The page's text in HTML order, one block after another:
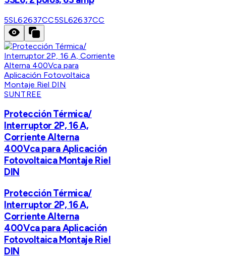
5SL62637CC5SL62637CC
SUNTREE
Protección Térmica/
Interruptor 2P, 16 A,
Corriente Alterna
400Vca para Aplicación
Fotovoltaica Montaje Riel
DIN
Protección Térmica/
Interruptor 2P, 16 A,
Corriente Alterna
400Vca para Aplicación
Fotovoltaica Montaje Riel
DIN